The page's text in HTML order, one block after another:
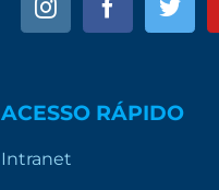
ACESSO RÁPIDO
Intranet